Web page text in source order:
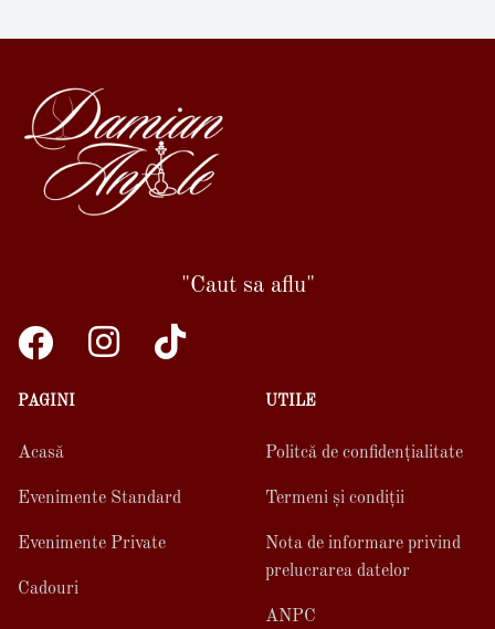
"Caut sa aflu"
PAGINI
Acasă
Evenimente Standard
Evenimente Private
Cadouri
UTILE
Politcă de confidențialitate
Termeni și condiții
Nota de informare privind
prelucrarea datelor
ANPC